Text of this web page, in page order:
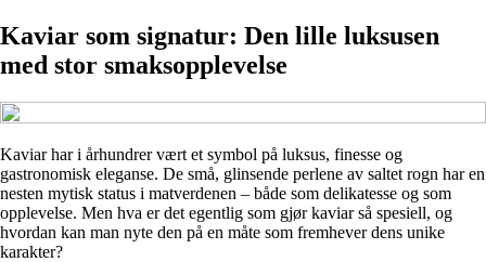
Kaviar som signatur: Den lille luksusen
med stor smaksopplevelse
Kaviar har i århundrer vært et symbol på luksus, finesse og
gastronomisk eleganse. De små, glinsende perlene av saltet rogn har en
nesten mytisk status i matverdenen – både som delikatesse og som
opplevelse. Men hva er det egentlig som gjør kaviar så spesiell, og
hvordan kan man nyte den på en måte som fremhever dens unike
karakter?